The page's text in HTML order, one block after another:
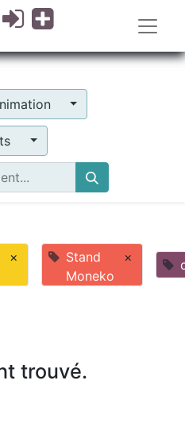
×
Stand
Moneko
×
trouvé.